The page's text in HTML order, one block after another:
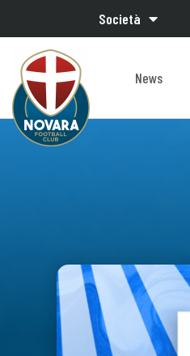
Società
News